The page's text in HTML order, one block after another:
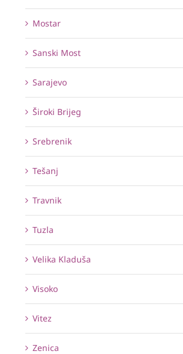
Mostar
Sanski Most
Sarajevo
Široki Brijeg
Srebrenik
Tešanj
Travnik
Tuzla
Velika Kladuša
Visoko
Vitez
Zenica